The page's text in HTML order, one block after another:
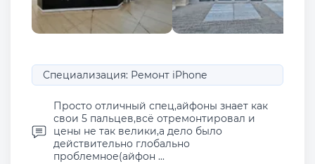
Специализация: Ремонт iPhone
Просто отличный спец,айфоны знает как
свои 5 пальцев,всё отремонтировал и
цены не так велики,а дело было
действительно глобально
проблемное(айфон ...